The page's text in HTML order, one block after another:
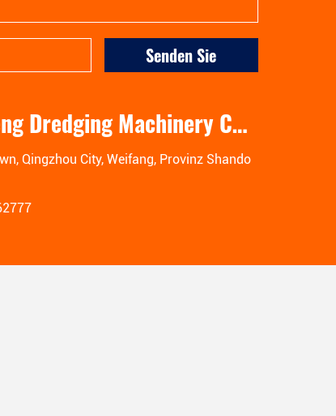
Senden Sie
Shandong Yongsheng Dredging Machinery Co., Ltd.
Qingzhou City, Weifang, Provinz Shando